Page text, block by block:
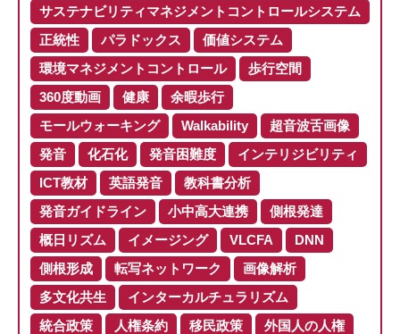
サステナビリティマネジメントコントロールシステム
正統性
パラドックス
価値システム
環境マネジメントコントロール
歩行空間
360度動画
健康
余暇歩行
モールウォーキング
Walkability
超音波舌画像
発音
化石化 発音困難度
インテリジビリティ
ICT教材
英語発音
教科書分析
発音ガイドライン
小中高大連携
側根発達
概日リズム
イメージング VLCFA
DNN
側根形成
転写ネットワーク
画像解析
多文化共生
インターカルチュラリズム
統合政策
人権条約 移民政策
外国人の人権